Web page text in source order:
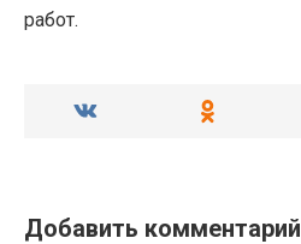
работ.
Добавить комментарий